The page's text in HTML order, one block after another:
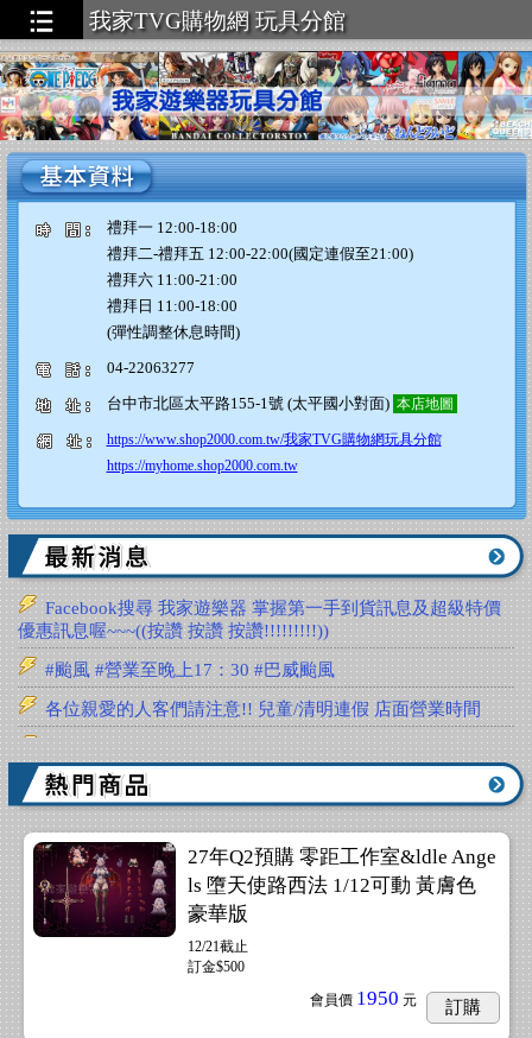
我家TVG購物網 玩具分館
禮拜一 12:00-18:00
禮拜二-禮拜五 12:00-22:00(國定連假至21:00)
禮拜六 11:00-21:00
禮拜日 11:00-18:00
(彈性調整休息時間)
04-22063277
台中市北區太平路155-1號 (太平國小對面) 本店地圖
https://www.shop2000.com.tw/我家TVG購物網玩具分館
https://myhome.shop2000.com.tw
Facebook搜尋 我家遊樂器 掌握第一手到貨訊息及超級特價
優惠訊息喔~~~((按讚 按讚 按讚!!!!!!!!!))
#颱風 #營業至晚上17：30 #巴威颱風
各位親愛的人客們請注意!! 兒童/清明連假 店面營業時間
★☆ 我家 重要公告!! 3/22（週日）公休 ★☆
27年Q2預購 零距工作室&ldle Ange
ls 墮天使路西法 1/12可動 黃膚色
豪華版
12/21截止
訂金$500
會員價 1950 元 訂購